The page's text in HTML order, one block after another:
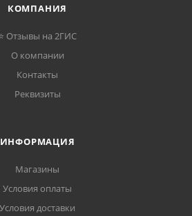
КОМПАНИЯ
Отзывы на 2ГИС
О компании
Контакты
Реквизиты
ИНФОРМАЦИЯ
Магазины
Условия оплаты
Условия доставки